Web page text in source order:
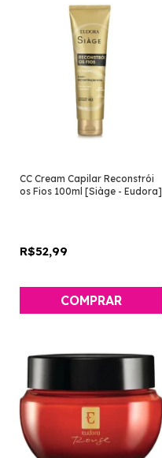
CC Cream Capilar Reconstrói
os Fios 100ml [Siàge - Eudora]
R$52,99